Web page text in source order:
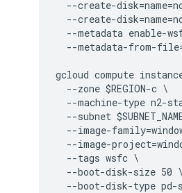
--create-
--create-
--metadata enable-
--metadata-from-
gcloud compute
  --zone $REGION-c \
--machine-type n2-
--subnet
--image-
--image-
  --tags wsfc \
  --boot-disk-size 50 \
--boot-disk-type pd-